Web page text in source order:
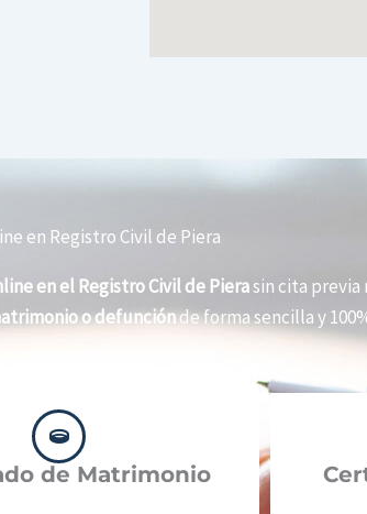
en Registro Civil de Piera
en el Registro Civil de Pierasin cita previa
o defunciónde forma sencilla y
de Matrimonio